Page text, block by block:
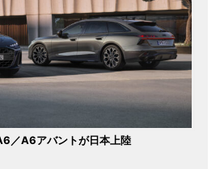
／A6アバントが日本上陸